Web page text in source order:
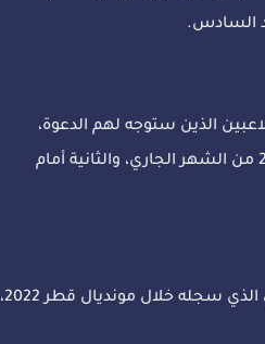
الذين ستوجه لهم الدعوة،
لخوض مباراتين وديتين، الأولى أمام البرازيل بالملعب الكبير بطنجة في 25 من الشهر الجاري، والثانية أمام
يشار إلى أن هذا الظهور يعد الأول للمنتخيب الوطني بعد الإبهار التاريخي، الذي سجله خلال مونديال قطر 2022،